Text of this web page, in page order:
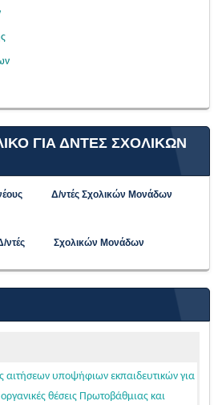
ΓΙΑ ΔΝΤΕΣ ΣΧΟΛΙΚΩΝ
νέους Δ/ντές Σχολικών Μονάδων
Δ/ντές Σχολικών Μονάδων
αιτήσεων υποψήφιων εκπαιδευτικών για
θέσεις Πρωτοβάθμιας και